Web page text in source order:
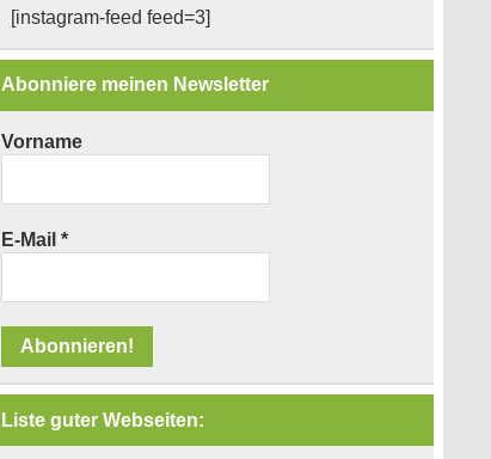
[instagram-feed feed=3]
Abonniere meinen Newsletter
Vorname
E-Mail*
Liste guter Webseiten: